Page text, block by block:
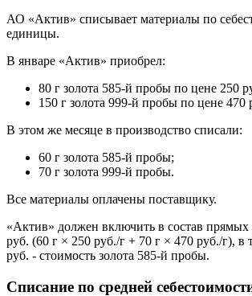
АО «Актив» списывает материалы по
единицы.
В январе «Актив» приобрел:
80 г золота 585-й пробы по цене 250
150 г золота 999-й пробы по цене
В этом же месяце в производство списали:
60 г золота 585-й пробы;
70 г золота 999-й пробы.
Все материалы оплачены поставщику.
«Актив» должен включить в состав прямых
руб. (60 г × 250 руб./г + 70 г × 470 руб./г), в
руб. - стоимость золота 585-й пробы.
Списание по средней